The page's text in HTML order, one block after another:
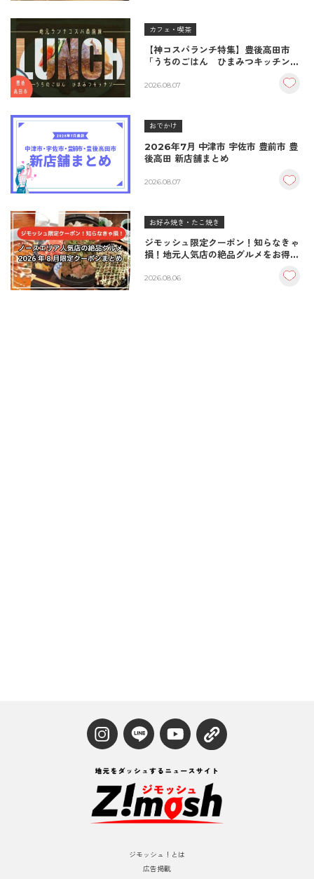
カフェ・喫茶
【神コスパランチ特集】豊後高田市
「うちのごはん ひまみつキッチン」
＆生姜焼き！
2026.08.07
おでかけ
2026年7月 中津市 宇佐市 豊前市 豊
後高田 新店舗まとめ
2026.08.07
お好み焼き・たこ焼き
ジモッシュ限定クーポン！知らなきゃ
損！地元人気店の絶品グルメをお得に
2026.08.06
ジモッシュ！とは
広告掲載